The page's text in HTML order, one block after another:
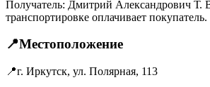
Получатель: Дмитрий Александрович Т.
транспортировке оплачивает покупатель.
📍Местоположение
📍г. Иркутск, ул. Полярная, 113